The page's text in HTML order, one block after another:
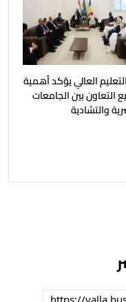
العالي يؤكد أهمية
التعاون بين الجامعات
والتشادية